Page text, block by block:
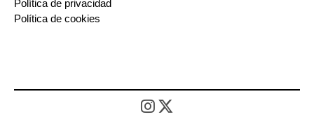
Política de privacidad
Política de cookies